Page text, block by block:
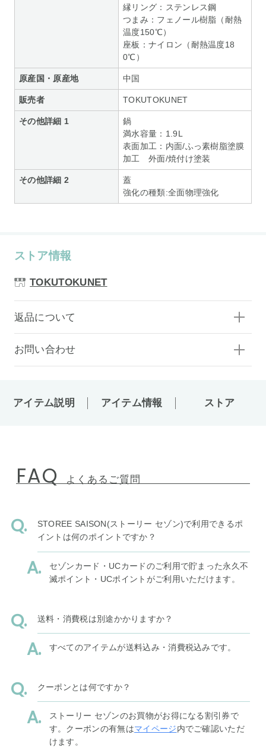
縁リング：ステンレス鋼
つまみ：フェノール樹脂（耐熱
温度150℃）
座板：ナイロン（耐熱温度18
0℃）
原産国・原産地 中国
販売者 TOKUTOKUNET
その他詳細 1
鍋
満水容量：1.9L
表面加工：内面/ふっ素樹脂塗膜
加工 外面/焼付け塗装
その他詳細 2
蓋
強化の種類:全面物理強化
ストア情報
TOKUTOKUNET
返品について
お問い合わせ
アイテム説明 アイテム情報 ストア
FAQ よくあるご質問
STOREE SAISON(ストーリー セゾン)で利用できるポ
イントは何のポイントですか？
セゾンカード・UCカードのご利用で貯まった永久不
滅ポイント・UCポイントがご利用いただけます。
送料・消費税は別途かかりますか？
すべてのアイテムが送料込み・消費税込みです。
クーポンとは何ですか？
ストーリー セゾンのお買物がお得になる割引券で
す。クーポンの有無はマイページ内でご確認いただ
けます。